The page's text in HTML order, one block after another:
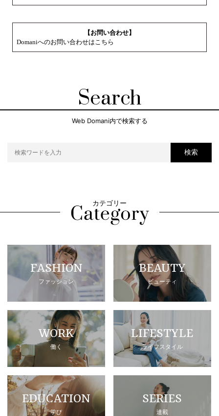
【お問い合わせ】
Domaniへのお問い合わせはこちら
Search
Web Domani内で検索する
検索
カテゴリー
FASHION
ファッション
BEAUTY
ビューティ
WORK
働く
LIFESTYLE
ライフスタイル
EDUCATION
学び
SERIES
連載